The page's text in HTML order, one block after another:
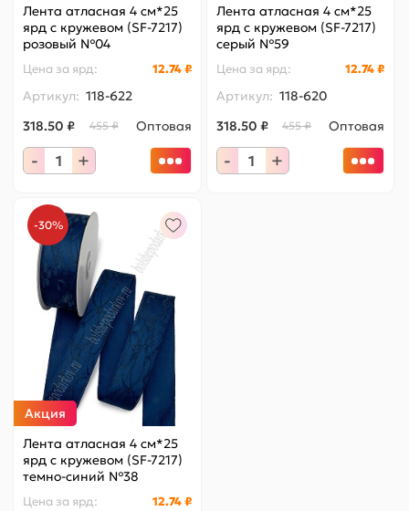
Лента атласная 4 см*25
ярд с кружевом (SF-7217)
розовый №04
Цена за ярд: 12.74 ₽
Артикул: 118-622
318.50 ₽
455 ₽ Оптовая
- +
Лента атласная 4 см*25
ярд с кружевом (SF-7217)
серый №59
Цена за ярд: 12.74 ₽
Артикул: 118-620
318.50 ₽
455 ₽ Оптовая
- +
-30%
Акция
Лента атласная 4 см*25
ярд с кружевом (SF-7217)
темно-синий №38
Цена за ярд: 12.74 ₽